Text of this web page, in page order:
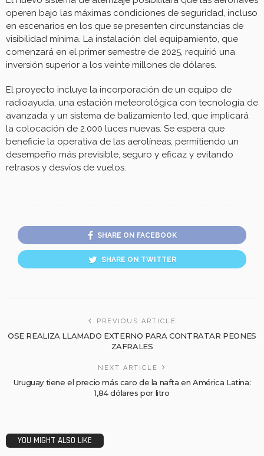
operen bajo las máximas condiciones de seguridad, incluso
en escenarios en los que se presenten circunstancias de
visibilidad mínima. La instalación del equipamiento, que
comenzará en el primer semestre de 2025, requirió una
inversión superior a los veinte millones de dólares.
El proyecto incluye la incorporación de un equipo de
radioayuda, una estación meteorológica con tecnología de
avanzada y un sistema de balizamiento led, que implicará
la colocación de 2.000 luces nuevas. Se espera que
beneficie la operativa de las aerolíneas, permitiendo un
desempeño más previsible, seguro y eficaz y evitando
retrasos y desvíos de vuelos.
SHARE ON FACEBOOK
SHARE ON TWITTER
PREVIOUS ARTICLE
OSE REALIZA LLAMADO EXTERNO PARA CONTRATAR PEONES
ZAFRALES
NEXT ARTICLE
Uruguay tiene el precio más caro de la nafta en América Latina:
1,84 dólares por litro
YOU MIGHT ALSO LIKE